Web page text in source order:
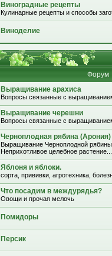
Виноградные рецепты
Кулинарные рецепты и способы
Виноделие
Форум
Выращивание арахиса
Вопросы связанные с
Выращивание черешни
Вопросы связанные с
Черноплодная рябина (Арония)
Выращивание Черноплодной рябины
Неприхотливое целебное растение...
Яблоня и яблоки.
сорта, прививки, агротехника,
Что посадим в междурядья?
Овощи и прочая мелочь
Помидоры
Персик